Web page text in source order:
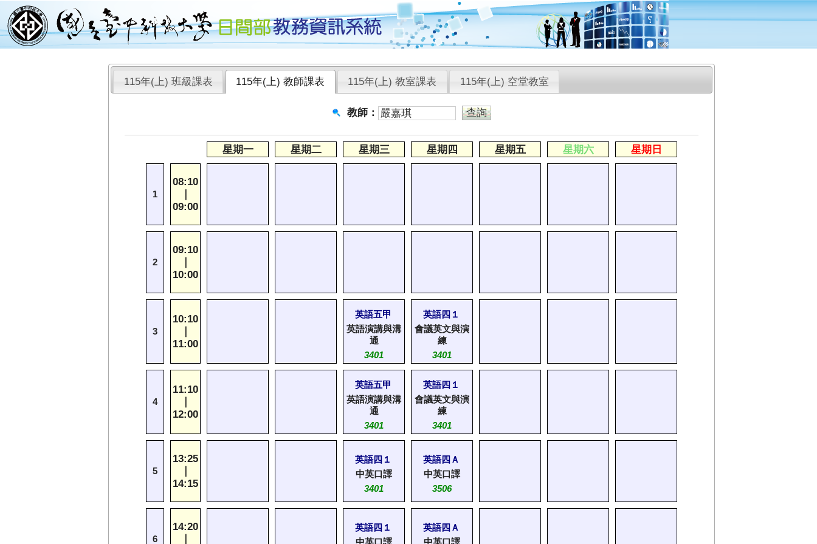
115年(上) 班級課表 115年(上) 教師課表 115年(上) 教室課表 115年(上) 空堂教室
教師：
星期一 星期二 星期三 星期四 星期五 星期六 星期日
1
08:10
09:00
2
09:10
10:00
3
10:10
11:00
英語五甲
英語演講與溝
通
3401
英語四１
會議英文與演
練
3401
4
11:10
12:00
英語五甲
英語演講與溝
通
3401
英語四１
會議英文與演
練
3401
5
13:25
14:15
英語四１
中英口譯
3401
英語四Ａ
中英口譯
3506
6
14:20
英語四１
中英口譯
英語四Ａ
中英口譯